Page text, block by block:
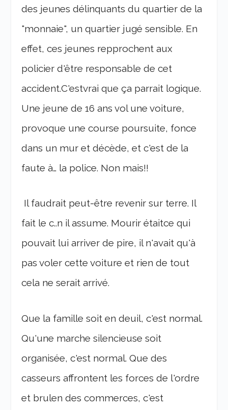
des jeunes délinquants du quartier de la
"monnaie", un quartier jugé sensible. En
effet, ces jeunes repprochent aux
policier d'être responsable de cet
accident.C'estvrai que ça parrait logique.
Une jeune de 16 ans vol une voiture,
provoque une course poursuite, fonce
dans un mur et décède, et c'est de la
faute à… la police. Non mais!!
Il faudrait peut-être revenir sur terre. Il
fait le c..n il assume. Mourir étaitce qui
pouvait lui arriver de pire, il n'avait qu'à
pas voler cette voiture et rien de tout
cela ne serait arrivé.
Que la famille soit en deuil, c'est normal.
Qu'une marche silencieuse soit
organisée, c'est normal. Que des
casseurs affrontent les forces de l'ordre
et brulen des commerces, c'est